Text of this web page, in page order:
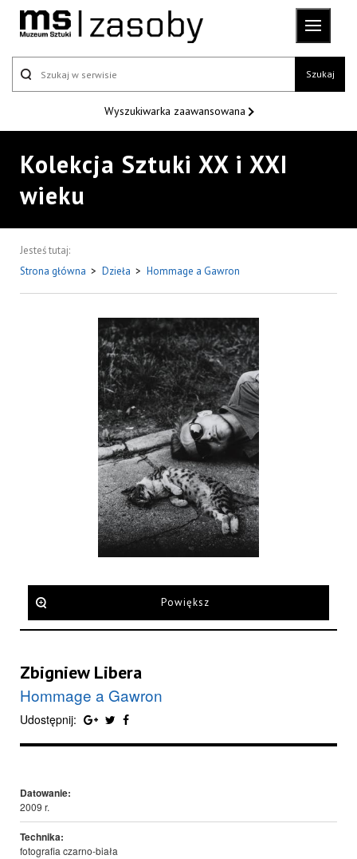
Szukaj
Wyszukiwarka zaawansowana
Kolekcja Sztuki XX i XXI
wieku
Jesteś tutaj:
Strona główna > Dzieła > Hommage a Gawron
Powiększ
Zbigniew Libera
Hommage a Gawron
Udostępnij:
Datowanie:
2009 r.
Technika:
fotografia czarno-biała